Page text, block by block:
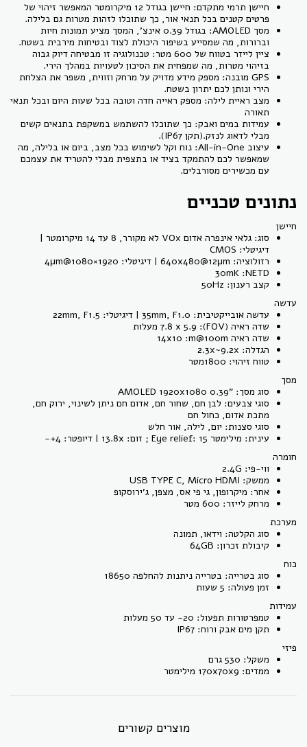
חיישן תרמי מתקדם: חיישן בגודל 12 מיקרומטר המאפשר זיהוי של
פרטים קטנים בכל תנאי אור, כך שתוכלו לזהות מטרות גם בלילה.
מסך AMOLED: בגודל 0.39 אינצ', המסך מציע תמונות חיות
וברורות, מה שמסייע בשיפור היכולת לצוד ובטיחות מירבית בשטח.
ציין לייזר בטווח של 600 מטר: טכנולוגיה זו מבטיחה דיוק גבוה
בזיהוי מטרות, מה שמפחית את הסיכון לטעויות במהלך הירי.
GPS מובנה: מספק מידע מדויק על מרחק וזווית, משפר את הצלחת
הירי ונותן לכם יתרון בשטח.
מצב ראיית לילה: מספק ראייה חדה וטובה בכל שעות היום ובכל תנאי
תאורה
עמידות במים ואבק: כך שתוכלו להשתמש במשקפת בתנאים קשים
מבלי לדאוג לנזק.(תקן IP67).
עיצוב All-in-One: נוח וקל לשימוש בכל מצב, ביום או בלילה, מה
שמאפשר לכם להתמקד בציד או בתצפית מבלי להטריד את עצמכם
עם מכשירים מסורבלים.
נתונים טכניים
חיישן
סוג: גלאי אינפרה אדום VOx לא מקורר, 8 עד 14 מיקרומטר |
דיגיטלי: CMOS
רזולוציה: 640x480@12μm | דיגיטלי: 1920×1080@4μm
30mK :NETD
קצב רענון: 50Hz
עדשה
עדשה אובייקטיבית: 35mm, F1.0 | דיגיטלי: 22mm, F1.5
שדה ראיה (FOV): 7.8 x 5.9 מעלות
שדה ראיה 14x10 :m@100m
הגדלה: 2.3x~9.2x
טווח זיהוי: 1800מטר
מסך
סוג מסך: "0.39 AMOLED 1920x1080
סוגי צבעים: לבן חם, שחור חם, אדום חם ניתן לשינוי, ירוק חם,
מתכת אדום, כחול חם
סוגי סצנות: יום, לילה, אור חלש
עינית: מילימטר Eye relief: 15 ; זום: 13.8x | דיופטר: 4+-
חומרה
ווי-פי: 2.4G
ממשק: USB TYPE C, Micro HDMI
אחר: מיקרופון, גי פי אס, מצפן, ג'ירוסקופ
מרחק לייזר: 600 מטר
מערכת
סוג הקלטה: וידאו, תמונה
קיבולת זכרון: 64GB
כוח
סוג בטרייה: בטרייה ניתנות להחלפה 18650
זמן פעולה: 5 שעות
עמידות
טמפרטורות תפעול: 20- עד 50 מעלות
תקן מים אבק ורוח: IP67
פיזי
משקל: 530 גרם
ממדים: 170x70x9 מילימטר
מוצרים קשורים